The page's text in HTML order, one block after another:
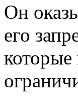
Он
его
которые